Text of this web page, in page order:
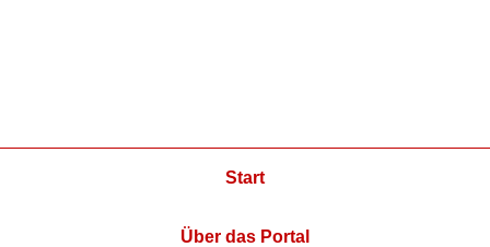
Start
Über das Portal